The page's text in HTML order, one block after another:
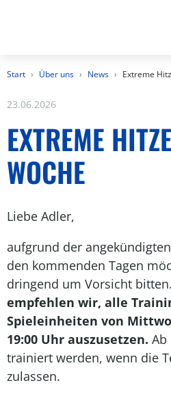
Start Über uns News Extreme
23.06.2026
EXTREME
WOCHE
Liebe Adler,
aufgrund der
den kommenden Tagen
dringend um Vorsicht bitten.
empfehlen wir, alle
Spieleinheiten von
19:00 Uhr auszusetzen. Ab
trainiert werden, wenn die
zulassen.